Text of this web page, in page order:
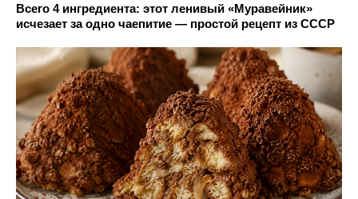
Всего 4 ингредиента: этот ленивый «Муравейник»
исчезает за одно чаепитие — простой рецепт из СССР